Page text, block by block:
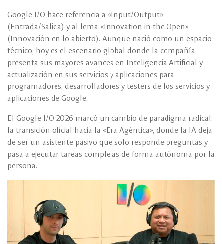
Google I/O hace referencia a «Input/Output»
(Entrada/Salida) y al lema «Innovation in the Open»
(Innovación en lo abierto). Aunque nació como un espacio
técnico, hoy es el escenario global donde la compañía
presenta sus mayores avances en Inteligencia Artificial y
actualización en sus servicios y aplicaciones para
programadores, desarrolladores y testers de los servicios y
aplicaciones de Google.
El Google I/O 2026 marcó un cambio de paradigma radical:
la transición oficial hacia la «Era Agéntica», donde la IA deja
de ser un asistente pasivo que solo responde preguntas y
pasa a ejecutar tareas complejas de forma autónoma por la
persona.